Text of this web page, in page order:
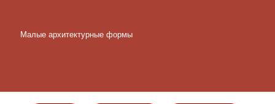
Малые архитектурные формы